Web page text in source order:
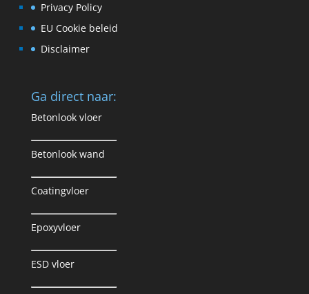
Privacy Policy
EU Cookie beleid
Disclaimer
Ga direct naar:
Betonlook vloer
Betonlook wand
Coatingvloer
Epoxyvloer
ESD vloer